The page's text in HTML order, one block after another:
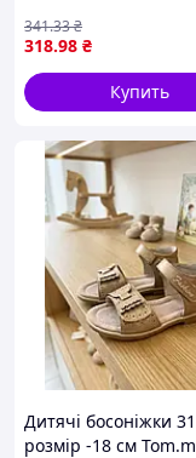
318.98 ₴
341.33₴
Купить
Дитячі босоніжки 31
розмір -18 см Tom.m